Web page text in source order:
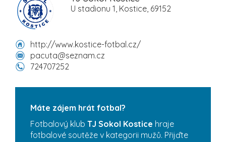
U stadionu 1, Kostice, 69152
http://www.kostice-fotbal.cz/
pacuta@seznam.cz
724707252
Máte zájem hrát fotbal?
Fotbalový klub TJ Sokol Kostice hraje
fotbalové soutěže v kategorii mužů. Přijďte